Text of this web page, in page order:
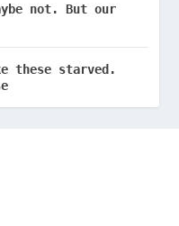
not. But our
these starved.